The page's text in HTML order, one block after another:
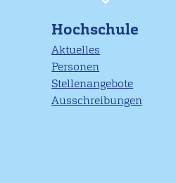
Hochschule
Aktuelles
Personen
Stellenangebote
Ausschreibungen